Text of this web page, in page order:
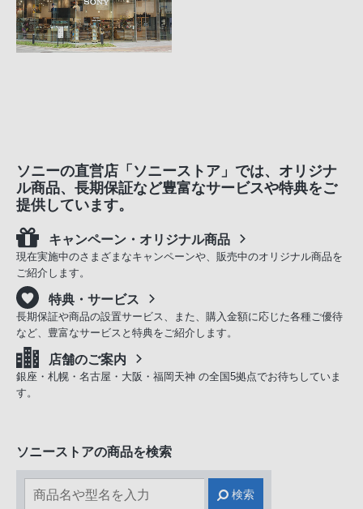
ソニーの直営店「ソニーストア」では、オリジナ
ル商品、長期保証など豊富なサービスや特典をご
提供しています。
キャンペーン・オリジナル商品
現在実施中のさまざまなキャンペーンや、販売中のオリジナル商品を
ご紹介します。
特典・サービス
長期保証や商品の設置サービス、また、購入金額に応じた各種ご優待
など、豊富なサービスと特典をご紹介します。
店舗のご案内
銀座・札幌・名古屋・大阪・福岡天神 の全国5拠点でお待ちしていま
す。
ソニーストアの商品を検索
検索